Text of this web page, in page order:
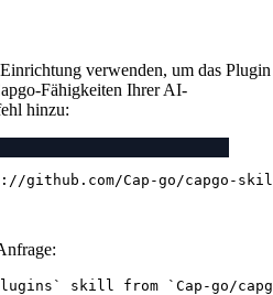
verwenden, um das Plugin
Fähigkeiten Ihrer AI-
hinzu:
github.com/Cap-go/capgo-
skill from `Cap-go/